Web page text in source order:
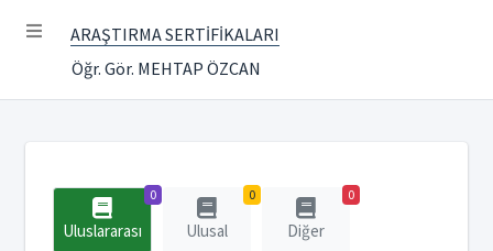
ARAŞTIRMA SERTİFİKALARI
Öğr. Gör. MEHTAP ÖZCAN
0
Uluslararası
0
Ulusal
0
Diğer